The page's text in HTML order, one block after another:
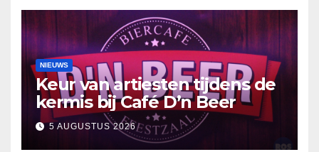
NIEUWS
Keur van artiesten tijdens de
kermis bij Café D’n Beer
5 AUGUSTUS 2026